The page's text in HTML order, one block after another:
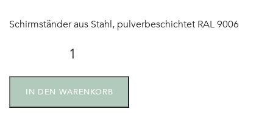
Schirmständer aus Stahl, pulverbeschichtet RAL 9006
IN DEN WARENKORB